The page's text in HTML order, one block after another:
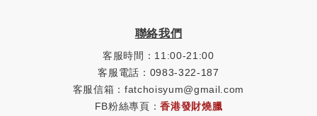
聯絡我們
客服時間：11:00-21:00
客服電話：0983-322-187
客服信箱：fatchoisyum@gmail.com
FB粉絲專頁：香港發財燒臘